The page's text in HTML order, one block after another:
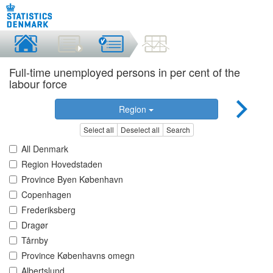
Full-time unemployed persons in per cent of the
labour force
Region
Select all Deselect all Search
All Denmark
Region Hovedstaden
Province Byen København
Copenhagen
Frederiksberg
Dragør
Tårnby
Province Københavns omegn